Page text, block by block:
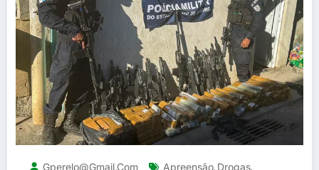
Gperelo@gmail.com Apreensão Drogas